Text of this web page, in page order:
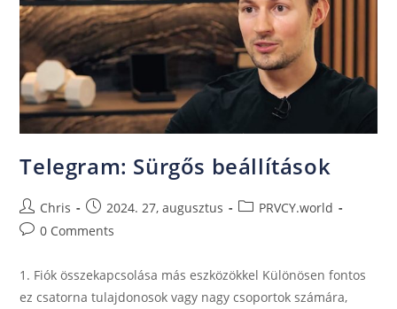
Telegram: Sürgős beállítások
Chris 2024. 27, augusztus
PRVCY.world
0 Comments
1. Fiók összekapcsolása más eszközökkel Különösen fontos
ez csatorna tulajdonosok vagy nagy csoportok számára,